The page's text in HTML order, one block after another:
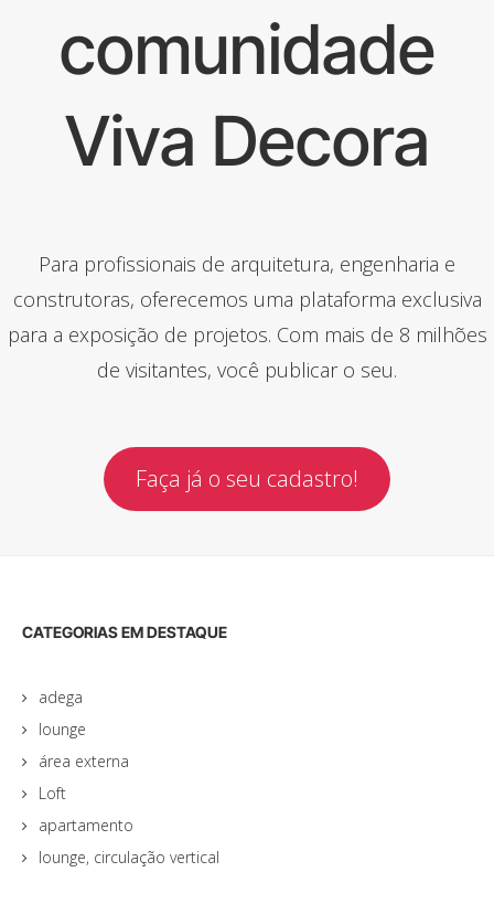
comunidade
Viva Decora
Para profissionais de arquitetura, engenharia e
construtoras, oferecemos uma plataforma exclusiva
para a exposição de projetos. Com mais de 8 milhões
de visitantes, você publicar o seu.
Faça já o seu cadastro!
CATEGORIAS EM DESTAQUE
adega
lounge
área externa
Loft
apartamento
lounge, circulação vertical